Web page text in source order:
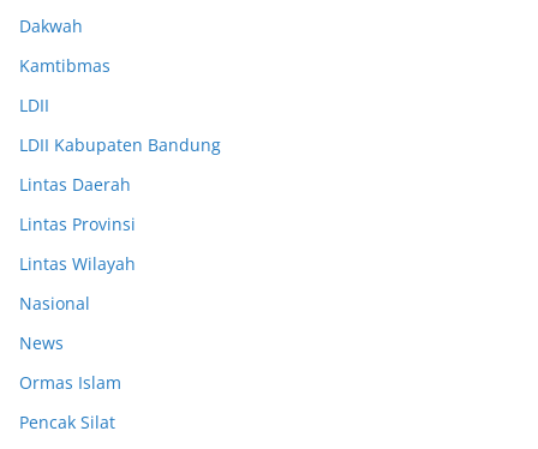
Dakwah
Kamtibmas
LDII
LDII Kabupaten Bandung
Lintas Daerah
Lintas Provinsi
Lintas Wilayah
Nasional
News
Ormas Islam
Pencak Silat